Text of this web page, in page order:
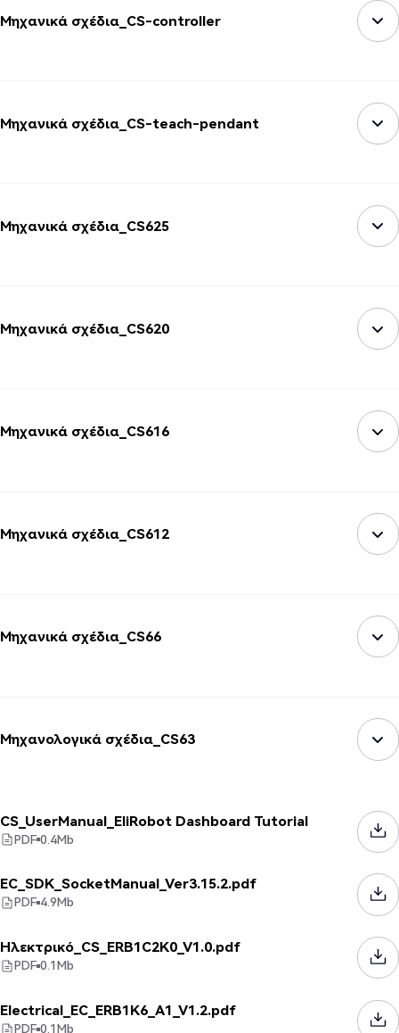
Μηχανικά σχέδια_CS-controller
Μηχανικά σχέδια_CS-teach-pendant
Μηχανικά σχέδια_CS625
Μηχανικά σχέδια_CS620
Μηχανικά σχέδια_CS616
Μηχανικά σχέδια_CS612
Μηχανικά σχέδια_CS66
Μηχανολογικά σχέδια_CS63
CS_UserManual_EliRobot Dashboard Tutorial
PDF 0.4Mb
EC_SDK_SocketManual_Ver3.15.2.pdf
PDF 4.9Mb
Ηλεκτρικό_CS_ERB1C2K0_V1.0.pdf
PDF 0.1Mb
Electrical_EC_ERB1K6_A1_V1.2.pdf
PDF 0.1Mb